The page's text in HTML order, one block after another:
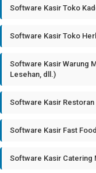
Software Kasir Toko
Software Kasir Toko
Software Kasir Warung
Lesehan, dll.)
Software Kasir Restoran
Software Kasir Fast
Software Kasir Catering